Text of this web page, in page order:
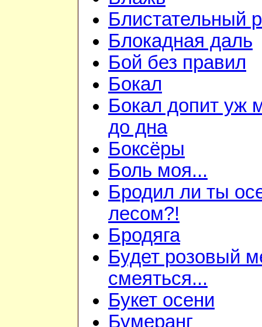
Блистательный
Блокадная даль
Бой без правил
Бокал
Бокал допит уж
до дна
Боксёры
Боль моя...
Бродил ли ты
лесом?!
Бродяга
Будет розовый
смеяться...
Букет осени
Бумеранг